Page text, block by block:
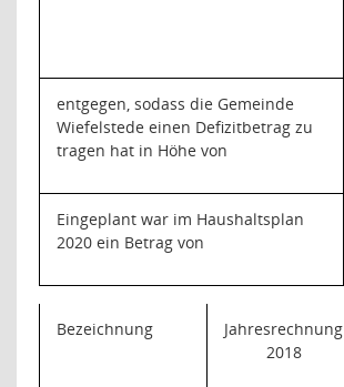
entgegen, sodass die Gemeinde
Wiefelstede einen Defizitbetrag zu
tragen hat in Höhe von
Eingeplant war im Haushaltsplan
2020 ein Betrag von
Bezeichnung
Jahresrechnung
2018